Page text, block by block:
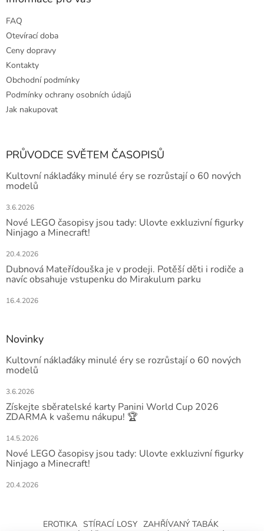
FAQ
Otevírací doba
Ceny dopravy
Kontakty
Obchodní podmínky
Podmínky ochrany osobních údajů
Jak nakupovat
PRŮVODCE SVĚTEM ČASOPISŮ
Kultovní náklaďáky minulé éry se rozrůstají o 60 nových
modelů
3.6.2026
Nové LEGO časopisy jsou tady: Ulovte exkluzivní figurky
Ninjago a Minecraft!
20.4.2026
Dubnová Mateřídouška je v prodeji. Potěší děti i rodiče a
navíc obsahuje vstupenku do Mirakulum parku
16.4.2026
Novinky
Kultovní náklaďáky minulé éry se rozrůstají o 60 nových
modelů
3.6.2026
Získejte sběratelské karty Panini World Cup 2026
ZDARMA k vašemu nákupu! 🏆
14.5.2026
Nové LEGO časopisy jsou tady: Ulovte exkluzivní figurky
Ninjago a Minecraft!
20.4.2026
EROTIKA STÍRACÍ LOSY ZAHŘÍVANÝ TABÁK